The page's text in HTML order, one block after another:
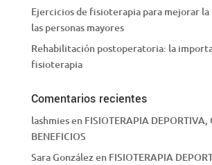
Ejercicios de fisioterapia para mejorar
las personas mayores
Rehabilitación postoperatoria: la
fisioterapia
Comentarios recientes
lashmiesen FISIOTERAPIA DEPORTIVA,
BENEFICIOS
Sara Gonzálezen FISIOTERAPIA